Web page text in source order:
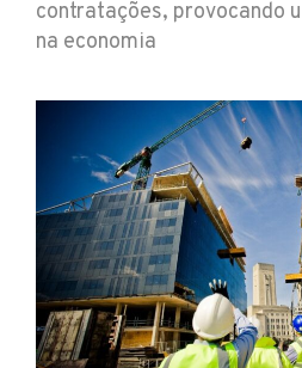
contratações, provocando
na economia